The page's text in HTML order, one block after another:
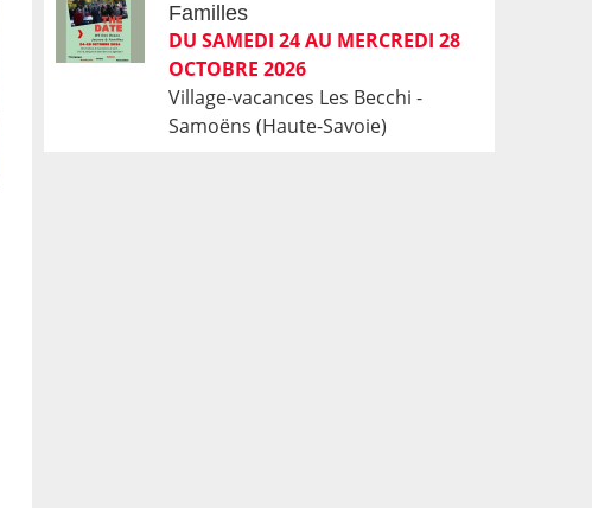
Familles
DU SAMEDI 24 AU MERCREDI 28
OCTOBRE 2026
Village-vacances Les Becchi -
Samoëns (Haute-Savoie)